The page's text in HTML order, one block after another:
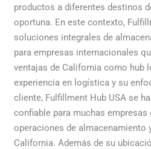
productos a diferentes destinos
oportuna. En este contexto,
soluciones integrales de
para empresas internacionales
ventajas de California como hub
experiencia en logística y su
cliente, Fulfillment Hub USA se
confiable para muchas
operaciones de almacenamiento
California. Además de su